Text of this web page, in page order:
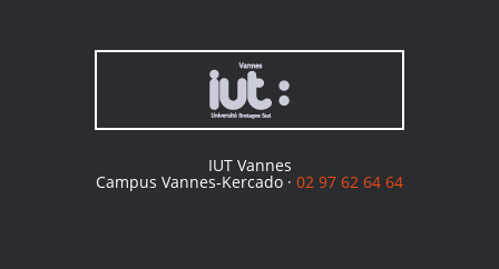
IUT Vannes
Campus Vannes-Kercado · 02 97 62 64 64